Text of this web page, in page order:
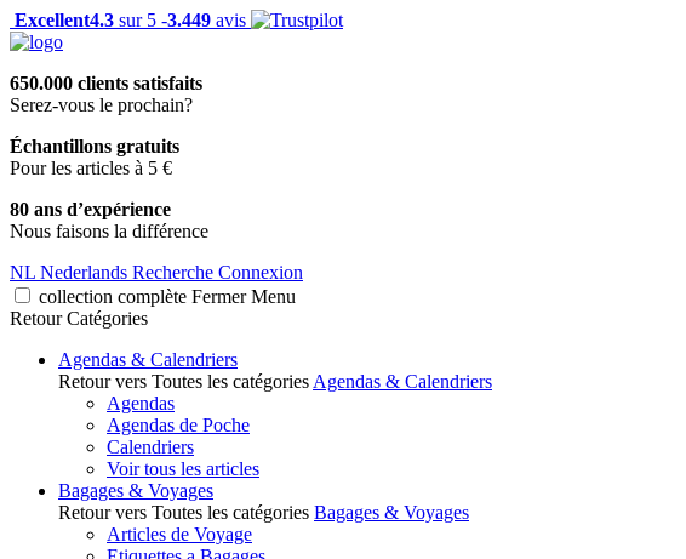
Excellent4.3 sur 5 -3.449 avis
650.000 clients satisfaits
Serez-vous le prochain?
Échantillons gratuits
Pour les articles à 5 €
80 ans d’expérience
Nous faisons la différence
NL Nederlands Recherche Connexion
collection complète Fermer Menu
Retour Catégories
Agendas & Calendriers
Retour vers Toutes les catégories Agendas & Calendriers
Agendas
Agendas de Poche
Calendriers
Voir tous les articles
Bagages & Voyages
Retour vers Toutes les catégories Bagages & Voyages
Articles de Voyage